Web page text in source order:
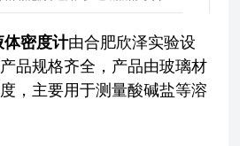
体密度计由合肥欣泽实验设
品规格齐全，产品由玻璃材
，主要用于测量酸碱盐等溶